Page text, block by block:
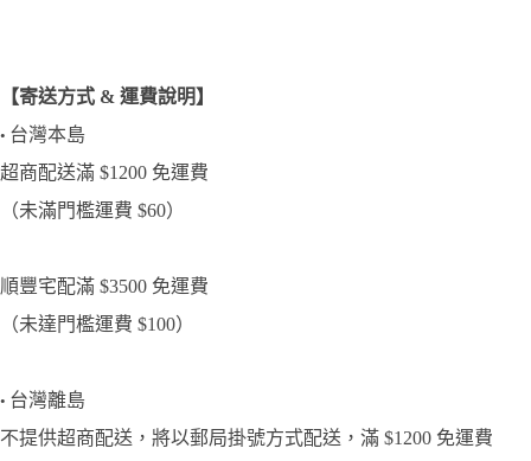
【寄送方式 & 運費說明】
• 台灣本島
超商配送滿 $1200 免運費
（未滿門檻運費 $60）
順豐宅配滿 $3500 免運費
（未達門檻運費 $100）
• 台灣離島
不提供超商配送，將以郵局掛號方式配送，滿 $1200 免運費